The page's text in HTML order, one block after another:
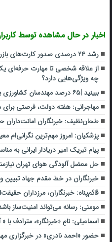
اخبار در حال مشاهده توسط
رشد ۲۴ درصدی صدور کارت‌های بازرگانی در گرگان
از علاقه شخصی تا مهارت
چه ویژگی‌هایی دارد؟
ببینید |۶۵ درصد مهندسان کشاورزی بیکارند یا شغل تخصصی ندارند
مهاجرانی: هفته دولت، فرصتی
طحان‌نظیف: خبرنگاران امانت‌داران
پزشکیان: امروز مهم‌ترین نگرانی‌ام
پیام تبریک امیر دریادار ایرانی به
حل معضل آلودگی هوای تهران
خبرنگاران در خط مقدم جهاد تبیین
قائم‌پناه: ‏خبرنگاران، مرزداران
مومنی: رسانه می‌تواند امنیت‌ساز باشد
اسماعیلی: نامِ «خبرنگار»، مترادف
حضور «احمد نادری» در خبرگزاری